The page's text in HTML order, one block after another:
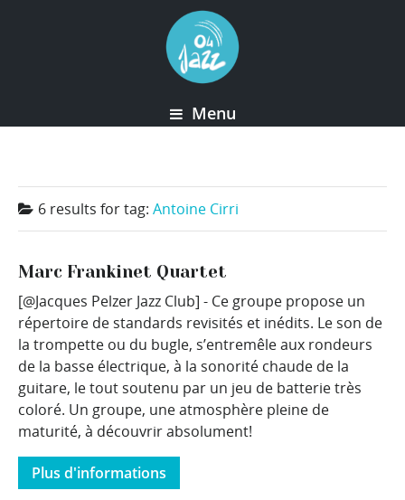
Menu
6 results fortag: Antoine Cirri
Marc Frankinet Quartet
[@Jacques Pelzer Jazz Club] - Ce groupe propose un
répertoire de standards revisités et inédits. Le son de
la trompette ou du bugle, s’entremêle aux rondeurs
de la basse électrique, à la sonorité chaude de la
guitare, le tout soutenu par un jeu de batterie très
coloré. Un groupe, une atmosphère pleine de
maturité, à découvrir absolument!
Plus d'informations